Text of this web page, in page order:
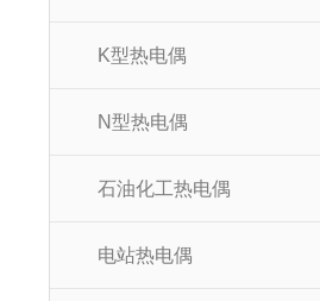
K型热电偶
N型热电偶
石油化工热电偶
电站热电偶